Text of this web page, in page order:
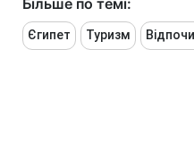
Єгипет Туризм